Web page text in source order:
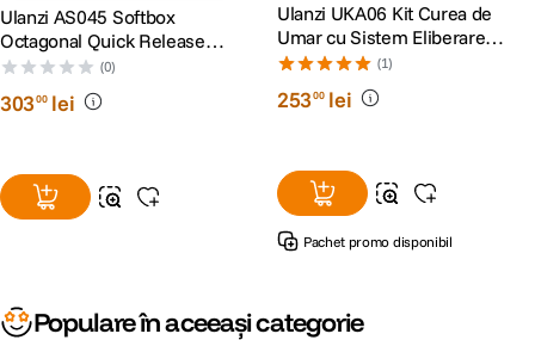
Ulanzi AS045 Softbox
Octagonal Quick Release
45cm
(0)
30300 lei
Ulanzi UKA06 Kit Curea de
Umar cu Sistem Eliberare
Rapida C036(1)
25300 lei
Pachet promo disponibil
Populare în aceeași categorie